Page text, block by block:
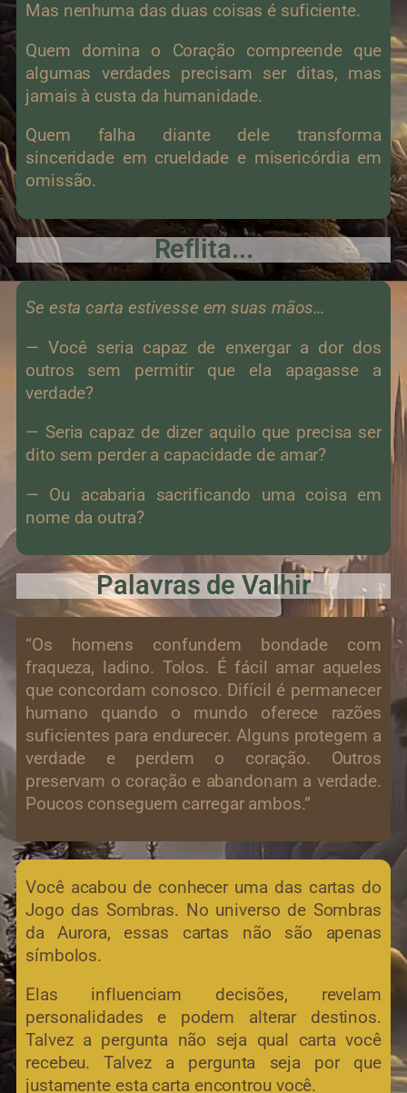
Mas nenhuma das duas coisas é suficiente.
Quem domina o Coração compreende que
algumas verdades precisam ser ditas, mas
jamais à custa da humanidade.
Quem falha diante dele transforma
sinceridade em crueldade e misericórdia em
omissão.
Reflita...
Se esta carta estivesse em suas mãos…
— Você seria capaz de enxergar a dor dos
outros sem permitir que ela apagasse a
verdade?
— Seria capaz de dizer aquilo que precisa ser
dito sem perder a capacidade de amar?
— Ou acabaria sacrificando uma coisa em
nome da outra?
Palavras de Valhir
“Os homens confundem bondade com
fraqueza, ladino. Tolos. É fácil amar aqueles
que concordam conosco. Difícil é permanecer
humano quando o mundo oferece razões
suficientes para endurecer. Alguns protegem a
verdade e perdem o coração. Outros
preservam o coração e abandonam a verdade.
Poucos conseguem carregar ambos.”
Você acabou de conhecer uma das cartas do
Jogo das Sombras. No universo de Sombras
da Aurora, essas cartas não são apenas
símbolos.
Elas influenciam decisões, revelam
personalidades e podem alterar destinos.
Talvez a pergunta não seja qual carta você
recebeu. Talvez a pergunta seja por que
justamente esta carta encontrou você.